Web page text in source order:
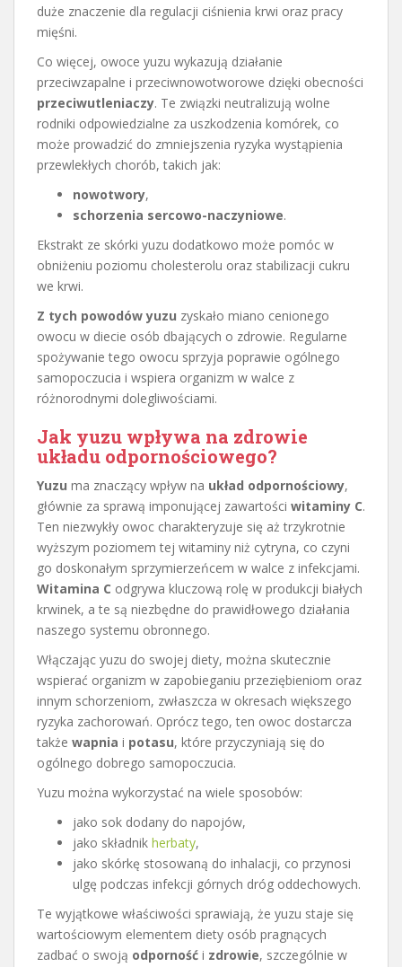
duże znaczenie dla regulacji ciśnienia krwi oraz pracy
mięśni.
Co więcej, owoce yuzu wykazują działanie
przeciwzapalne i przeciwnowotworowe dzięki obecności
przeciwutleniaczy. Te związki neutralizują wolne
rodniki odpowiedzialne za uszkodzenia komórek, co
może prowadzić do zmniejszenia ryzyka wystąpienia
przewlekłych chorób, takich jak:
nowotwory,
schorzenia sercowo-naczyniowe.
Ekstrakt ze skórki yuzu dodatkowo może pomóc w
obniżeniu poziomu cholesterolu oraz stabilizacji cukru
we krwi.
Z tych powodów yuzu zyskało miano cenionego
owocu w diecie osób dbających o zdrowie. Regularne
spożywanie tego owocu sprzyja poprawie ogólnego
samopoczucia i wspiera organizm w walce z
różnorodnymi dolegliwościami.
Jak yuzu wpływa na zdrowie
układu odpornościowego?
Yuzu ma znaczący wpływ na układ odpornościowy,
głównie za sprawą imponującej zawartości witaminy C.
Ten niezwykły owoc charakteryzuje się aż trzykrotnie
wyższym poziomem tej witaminy niż cytryna, co czyni
go doskonałym sprzymierzeńcem w walce z infekcjami.
Witamina C odgrywa kluczową rolę w produkcji białych
krwinek, a te są niezbędne do prawidłowego działania
naszego systemu obronnego.
Włączając yuzu do swojej diety, można skutecznie
wspierać organizm w zapobieganiu przeziębieniom oraz
innym schorzeniom, zwłaszcza w okresach większego
ryzyka zachorowań. Oprócz tego, ten owoc dostarcza
także wapnia i potasu, które przyczyniają się do
ogólnego dobrego samopoczucia.
Yuzu można wykorzystać na wiele sposobów:
jako sok dodany do napojów,
jako składnik herbaty,
jako skórkę stosowaną do inhalacji, co przynosi
ulgę podczas infekcji górnych dróg oddechowych.
Te wyjątkowe właściwości sprawiają, że yuzu staje się
wartościowym elementem diety osób pragnących
zadbać o swoją odporność i zdrowie, szczególnie w